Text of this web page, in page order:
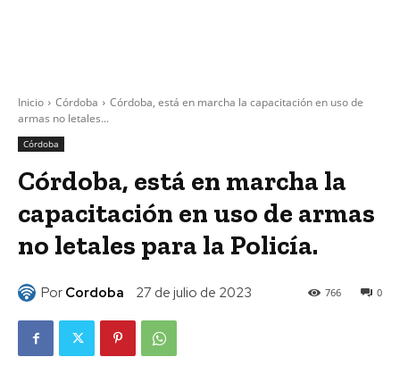
Inicio Córdoba
Córdoba, está en marcha la capacitación en uso de
armas no letales...
Córdoba
Córdoba, está en marcha la
capacitación en uso de armas
no letales para la Policía.
Por Cordoba 27 de julio de 2023 0
766